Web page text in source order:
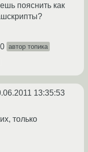
пояснить как
автор топика
13:35:53
только